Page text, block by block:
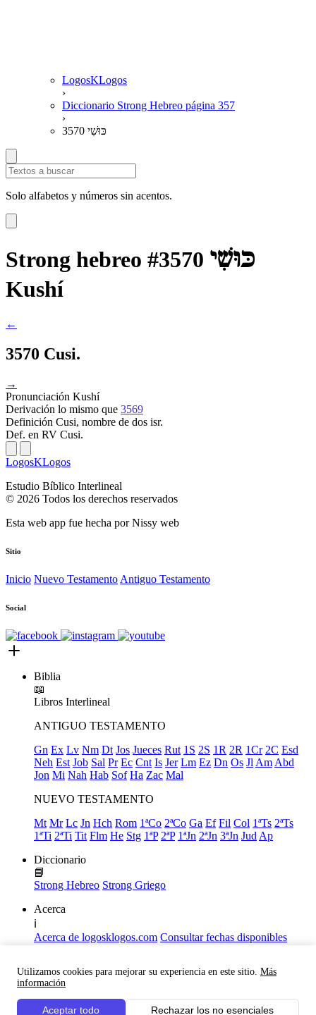
Utilizamos cookies para mejorar su experiencia en este sitio. Más
información
Aceptar todo Rechazar los no esenciales
LogosKLogos
›
Diccionario Strong Hebreo página 357
›
3570 כּוּשִׁי
Solo alfabetos y números sin acentos.
Strong hebreo #3570 כּוּשִׁי
Kushí
←
3570 Cusi.
→
Pronunciación Kushí
Derivación lo mismo que 3569
Definición Cusi, nombre de dos isr.
Def. en RV Cusi.
LogosKLogos
Estudio Bíblico Interlineal
© 2026 Todos los derechos reservados
Esta web app fue hecha porNissy web
Sitio
Inicio Nuevo Testamento Antiguo Testamento
Social
Biblia
📖
Libros Interlineal
ANTIGUO TESTAMENTO
Gn Ex Lv Nm Dt Jos Jueces Rut 1S 2S 1R 2R 1Cr 2C Esd
Neh Est Job Sal Pr Ec Cnt Is Jer Lm Ez Dn Os Jl Am Abd
Jon Mi Nah Hab Sof Ha Zac Mal
NUEVO TESTAMENTO
Mt Mr Lc Jn Hch Rom 1ªCo 2ªCo Ga Ef Fil Col 1ªTs 2ªTs
1ªTi 2ªTi Tit Flm He Stg 1ªP 2ªP 1ªJn 2ªJn 3ªJn Jud Ap
Diccionario
📘
Strong Hebreo Strong Griego
Acerca
ℹ️
Acerca de logosklogos.com Consultar fechas disponibles
Links útiles
Facebook